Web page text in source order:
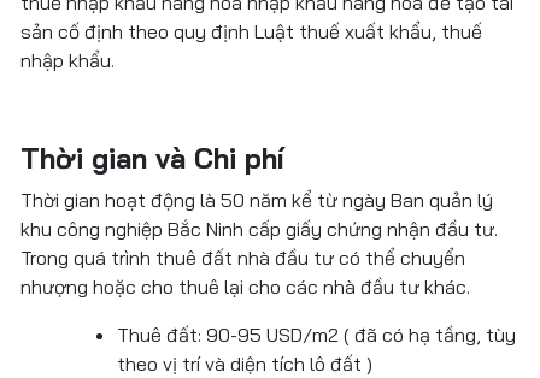
sản cố định theo quy định Luật thuế xuất khẩu, thuế
nhập khẩu.
Thời gian và Chi phí
Thời gian hoạt động là 50 năm kể từ ngày Ban quản lý
khu công nghiệp Bắc Ninh cấp giấy chứng nhận đầu tư.
Trong quá trình thuê đất nhà đầu tư có thể chuyển
nhượng hoặc cho thuê lại cho các nhà đầu tư khác.
Thuê đất: 90-95 USD/m2 ( đã có hạ tầng, tùy
theo vị trí và diện tích lô đất )